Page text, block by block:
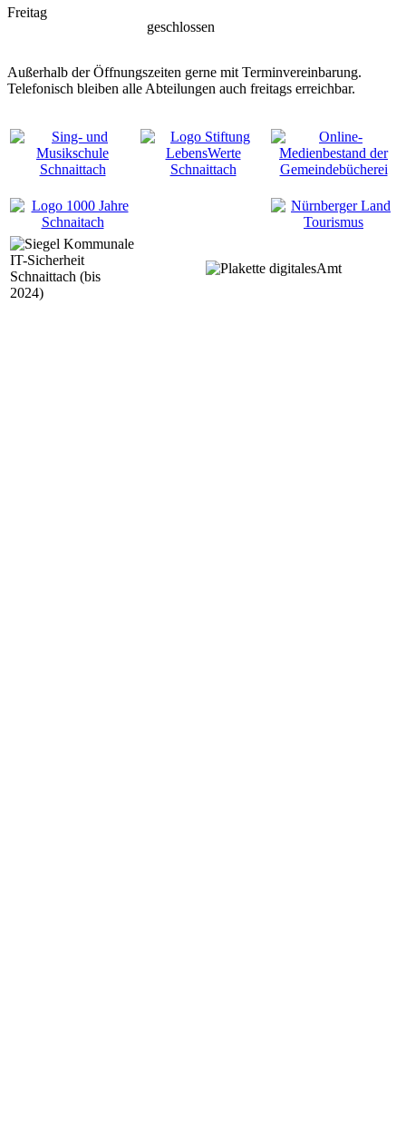
Freitag
geschlossen
Außerhalb der Öffnungszeiten gerne mit Terminvereinbarung.
Telefonisch bleiben alle Abteilungen auch freitags erreichbar.